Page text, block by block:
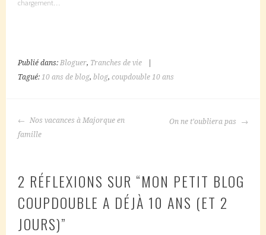
chargement…
Publié dans:Bloguer, Tranches de vie
Tagué:10 ans de blog,blog,coupdouble 10 ans
NAVIGATION
DES
Nos vacances à Majorque en
famille
On ne t’oubliera pas
2 RÉFLEXIONS SUR “MON PETIT BLOG
COUPDOUBLE A DÉJÀ 10 ANS (ET 2
JOURS)”